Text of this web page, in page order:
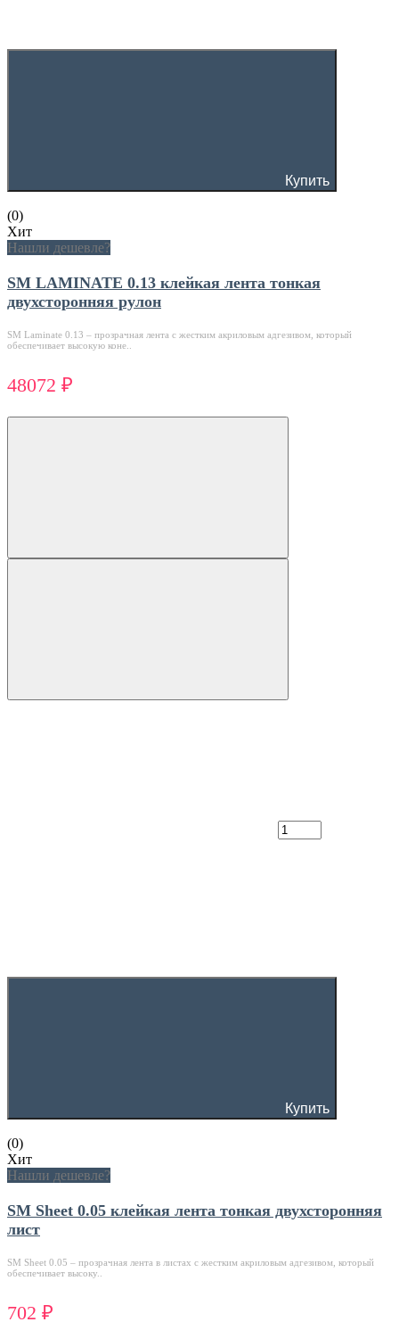
Купить
(0)
Хит
Нашли дешевле?
SM LAMINATE 0.13 клейкая лента тонкая
двухсторонняя рулон
SM Laminate 0.13 – прозрачная лента с жестким акриловым адгезивом, который
обеспечивает высокую коне..
48072 ₽
Купить
(0)
Хит
Нашли дешевле?
SM Sheet 0.05 клейкая лента тонкая двухсторонняя
лист
SM Sheet 0.05 – прозрачная лента в листах с жестким акриловым адгезивом, который
обеспечивает высоку..
702 ₽